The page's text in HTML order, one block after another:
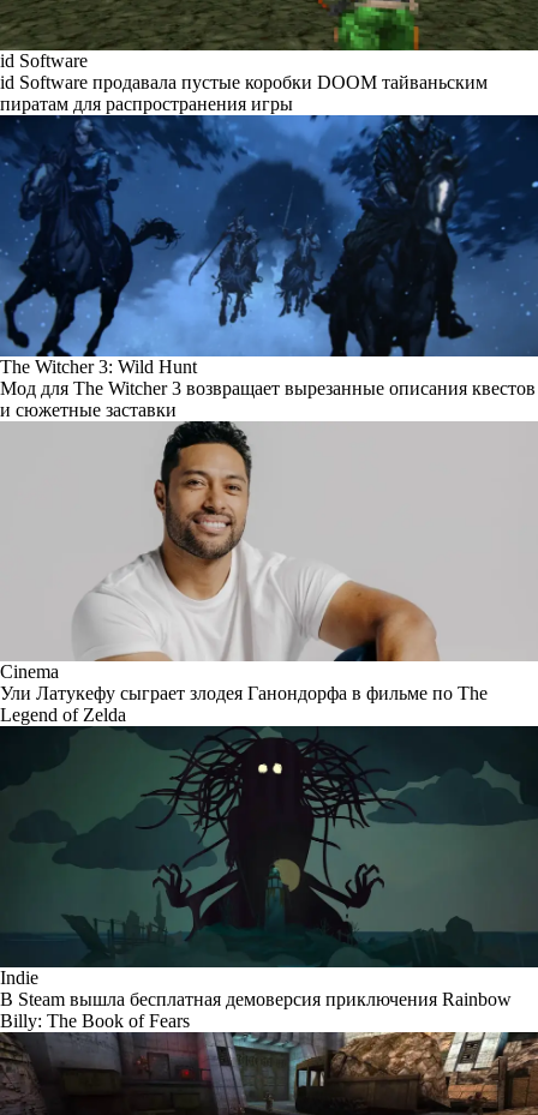
id Software
id Software продавала пустые коробки DOOM тайваньским
пиратам для распространения игры
The Witcher 3: Wild Hunt
Мод для The Witcher 3 возвращает вырезанные описания квестов
и сюжетные заставки
Cinema
Ули Латукефу сыграет злодея Ганондорфа в фильме по The
Legend of Zelda
Indie
В Steam вышла бесплатная демоверсия приключения Rainbow
Billy: The Book of Fears